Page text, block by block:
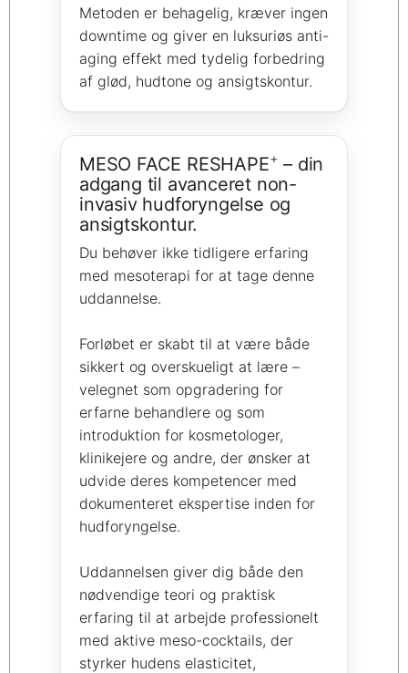
Metoden er behagelig, kræver ingen
downtime og giver en luksuriøs anti-
aging effekt med tydelig forbedring
af glød, hudtone og ansigtskontur.
MESO FACE RESHAPE+ – din
adgang til avanceret non-
invasiv hudforyngelse og
ansigtskontur.
Du behøver ikke tidligere erfaring
med mesoterapi for at tage denne
uddannelse.
Forløbet er skabt til at være både
sikkert og overskueligt at lære –
velegnet som opgradering for
erfarne behandlere og som
introduktion for kosmetologer,
klinikejere og andre, der ønsker at
udvide deres kompetencer med
dokumenteret ekspertise inden for
hudforyngelse.
Uddannelsen giver dig både den
nødvendige teori og praktisk
erfaring til at arbejde professionelt
med aktive meso-cocktails, der
styrker hudens elasticitet,